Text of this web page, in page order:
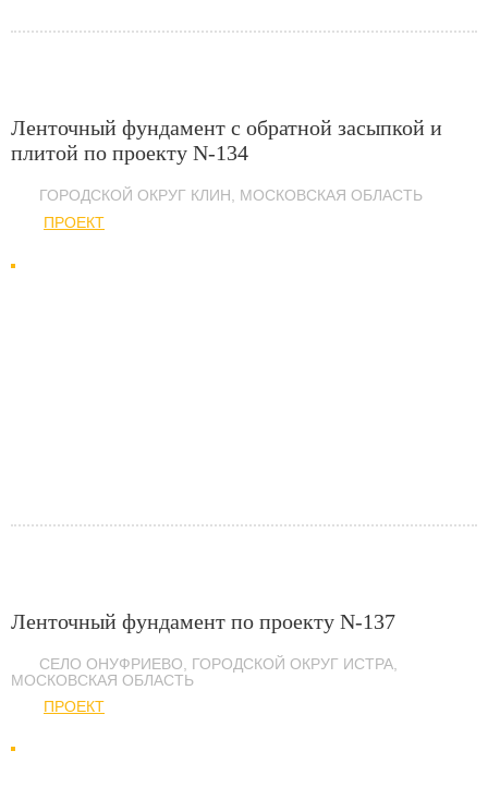
Ленточный фундамент с обратной засыпкой и
плитой по проекту N-134
ГОРОДСКОЙ ОКРУГ КЛИН, МОСКОВСКАЯ ОБЛАСТЬ
ПРОЕКТ
Ленточный фундамент по проекту N-137
СЕЛО ОНУФРИЕВО, ГОРОДСКОЙ ОКРУГ ИСТРА,
МОСКОВСКАЯ ОБЛАСТЬ
ПРОЕКТ